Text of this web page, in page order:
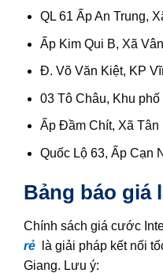
QL 61 Ấp An Trung,
Ấp Kim Qui B, Xã
Đ. Võ Văn Kiệt, KP
03 Tô Châu, Khu
Ấp Đầm Chít, Xã Tân
Quốc Lộ 63, Ấp Cạn
Bảng báo giá
Chính sách giá cước
rẻ
là giải pháp kết nối
Giang. Lưu ý: